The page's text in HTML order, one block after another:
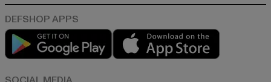
Play market